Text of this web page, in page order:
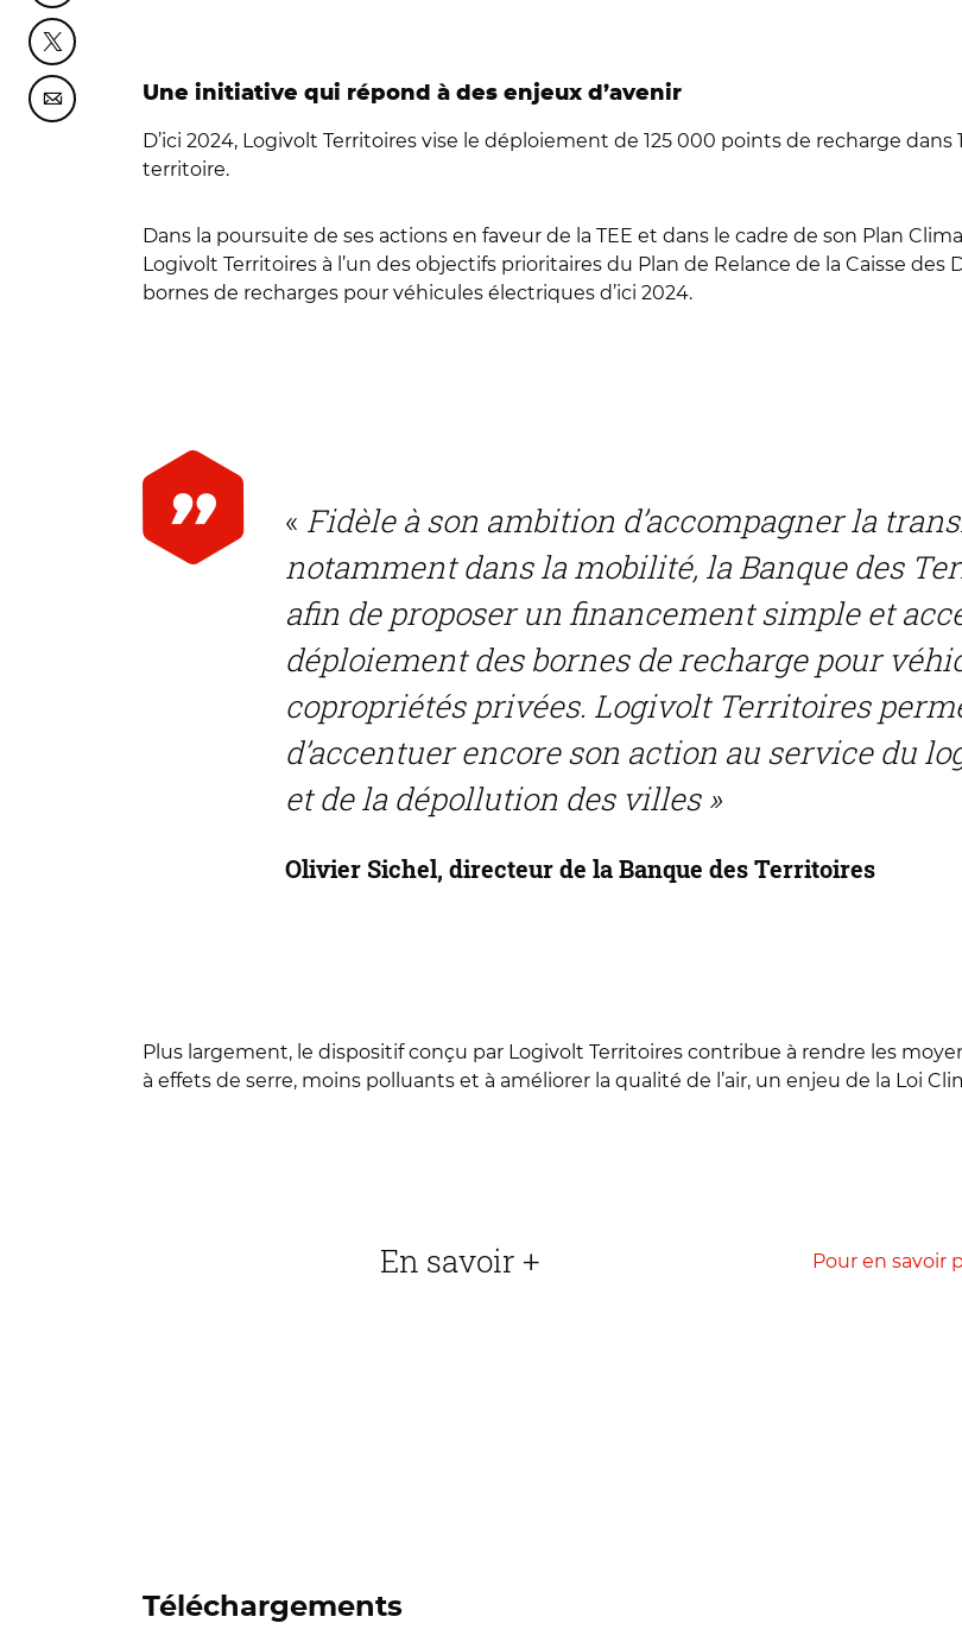
Partager cette page sur Twitter
Partager cette page sur Courriel
Une initiative qui répond à des enjeux d’avenir
D’ici 2024, Logivolt Territoires vise le déploiement de 125 000 points de recharge
territoire.
Dans la poursuite de ses actions en faveur de la TEE et dans le cadre de son Plan
Logivolt Territoires à l’un des objectifs prioritaires du Plan de Relance de la Caisse
bornes de recharges pour véhicules électriques d’ici 2024.
« Fidèle à son ambition d’accompagner la
notamment dans la mobilité, la Banque des
afin de proposer un financement simple et
déploiement des bornes de recharge pour
copropriétés privées. Logivolt Territoires
d’accentuer encore son action au service du
et de la dépollution des villes »
Olivier Sichel, directeur de la Banque des Territoires
Plus largement, le dispositif conçu par Logivolt Territoires contribue à rendre les
à effets de serre, moins polluants et à améliorer la qualité de l’air, un enjeu de la Loi
En savoir + Pour en savoir
Téléchargements